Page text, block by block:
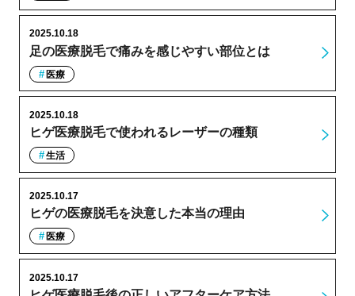
足の医療脱毛で痛みを感じやすい部位とは
2025.10.18
医療
ヒゲ医療脱毛で使われるレーザーの種類
2025.10.18
生活
ヒゲの医療脱毛を決意した本当の理由
2025.10.17
医療
2025.10.17